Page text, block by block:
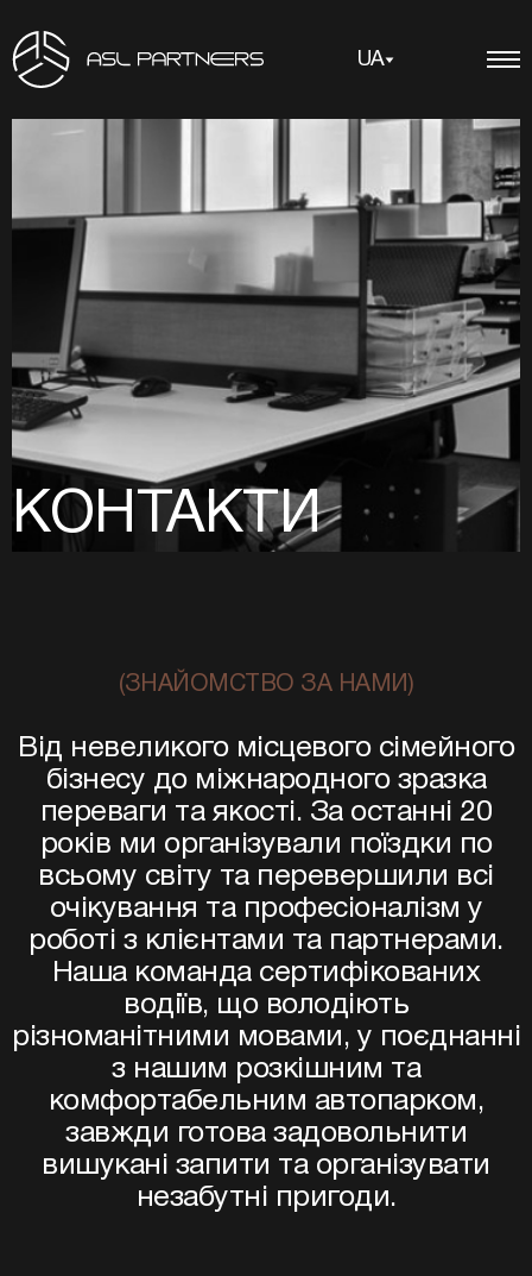
UA
КОНТАКТИ
(ЗНАЙОМСТВО ЗА НАМИ)
Від невеликого місцевого сімейного
бізнесу до міжнародного зразка
переваги та якості. За останні 20
років ми організували поїздки по
всьому світу та перевершили всі
очікування та професіоналізм у
роботі з клієнтами та партнерами.
Наша команда сертифікованих
водіїв, що володіють
різноманітними мовами, у поєднанні
з нашим розкішним та
комфортабельним автопарком,
завжди готова задовольнити
вишукані запити та організувати
незабутні пригоди.